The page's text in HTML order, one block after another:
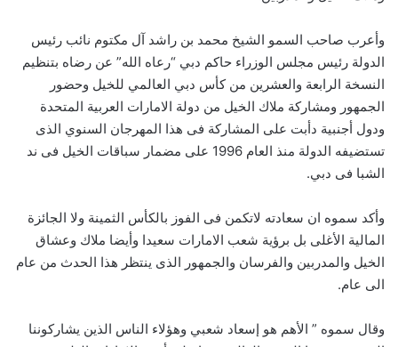
وأعرب صاحب السمو الشيخ محمد بن راشد آل مكتوم نائب رئيس
الدولة رئيس مجلس الوزراء حاكم دبي “رعاه الله” عن رضاه بتنظيم
النسخة الرابعة والعشرين من كأس دبي العالمي للخيل وحضور
الجمهور ومشاركة ملاك الخيل من دولة الامارات العربية المتحدة
ودول أجنبية دأبت على المشاركة فى هذا المهرجان السنوي الذى
تستضيفه الدولة منذ العام 1996 على مضمار سباقات الخيل فى ند
الشبا فى دبي.
وأكد سموه ان سعادته لاتكمن فى الفوز بالكأس الثمينة ولا الجائزة
المالية الأغلى بل برؤية شعب الامارات سعيدا وأيضا ملاك وعشاق
الخيل والمدربين والفرسان والجمهور الذى ينتظر هذا الحدث من عام
الى عام.
وقال سموه ” الأهم هو إسعاد شعبي وهؤلاء الناس الذين يشاركوننا